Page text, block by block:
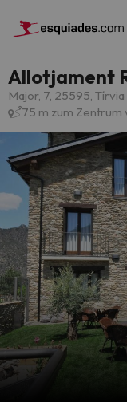
Allotjament
Major, 7, 25595, Tírvia
75 m zum Zentrum